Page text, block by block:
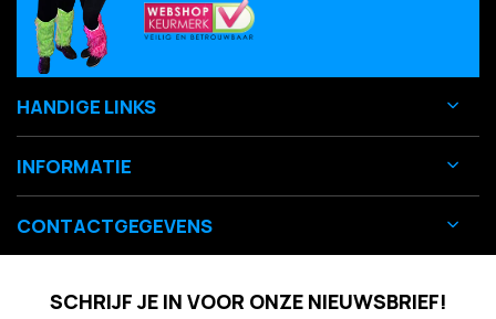
HANDIGE LINKS
INFORMATIE
CONTACTGEGEVENS
SCHRIJF JE IN VOOR ONZE NIEUWSBRIEF!